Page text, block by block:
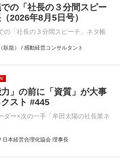
の「社長の３分間スピー
2026年8月5日号）
の「社長の３分間スピーチ」ネタ帳
臥龍） / 感動経営コンサルタント
」の前に「資質」が大事
スト #445
ダー×次の一手「牟田太陽の社長業ネ
日本経営合理化協会 理事長